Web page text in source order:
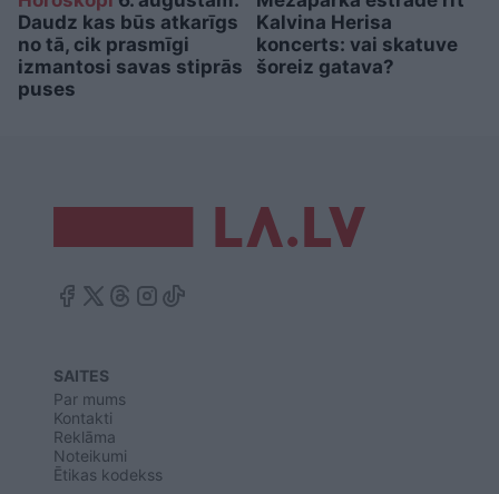
Daudz kas būs atkarīgs
no tā, cik prasmīgi
izmantosi savas stiprās
puses
Kalvina Herisa
koncerts: vai skatuve
šoreiz gatava?
SAITES
Par mums
Kontakti
Reklāma
Noteikumi
Ētikas kodekss